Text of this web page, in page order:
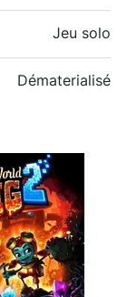
Jeu solo
Dématerialisé